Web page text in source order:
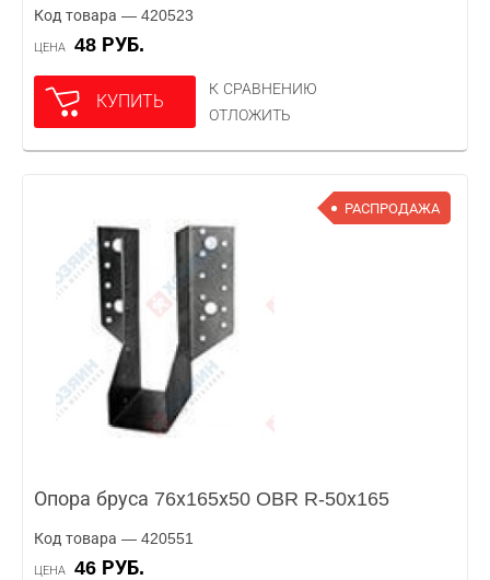
Код товара — 420523
ЦЕНА 48 РУБ.
КУПИТЬ
К СРАВНЕНИЮ
ОТЛОЖИТЬ
РАСПРОДАЖА
Опора бруса 76х165х50 OBR R-50х165
Код товара — 420551
ЦЕНА 46 РУБ.